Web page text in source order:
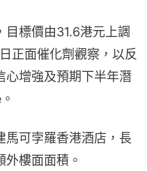
標價由31.6港元上調
正面催化劑觀察，以反
心增強及預期下半年潛
馬可孛羅香港酒店，長
樓面面積。